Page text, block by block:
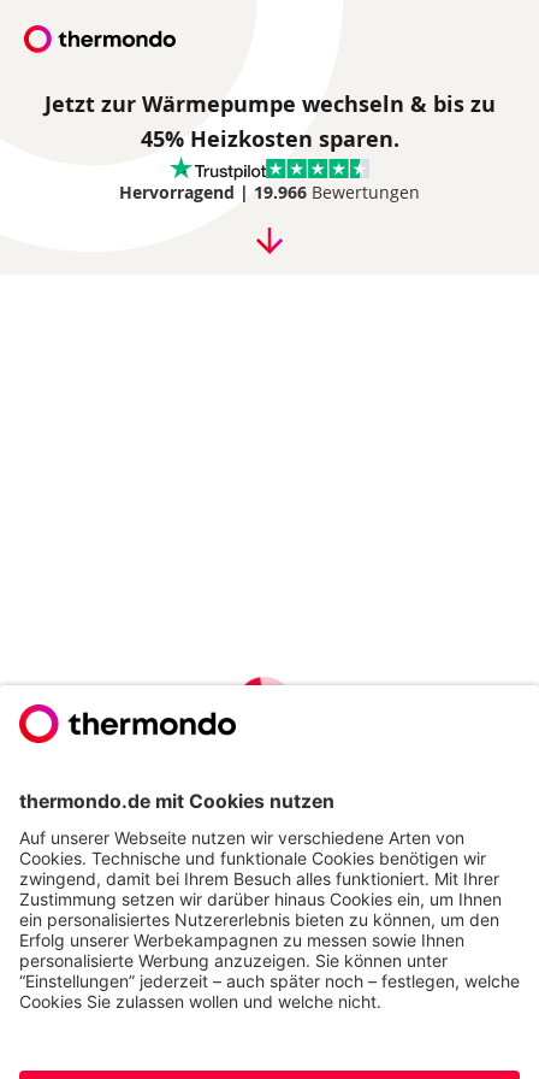
Jetzt zur Wärmepumpe wechseln & bis zu
45% Heizkosten sparen.
Hervorragend | 19.966 Bewertungen